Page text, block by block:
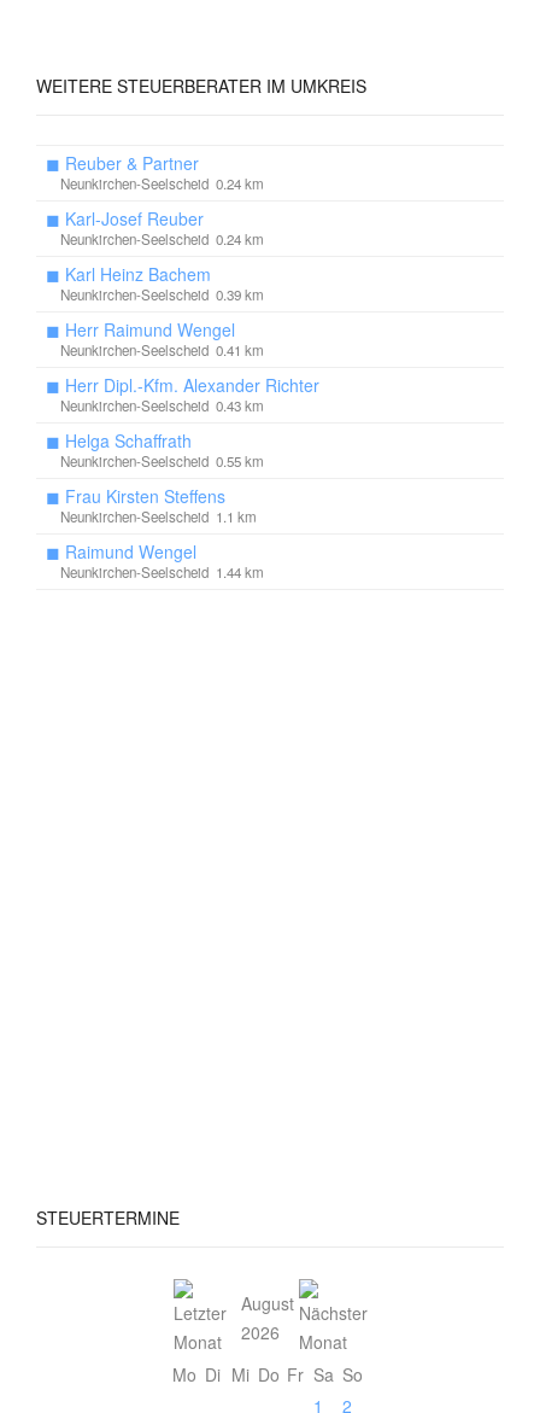
WEITERE STEUERBERATER IM UMKREIS
◼ Reuber & Partner
Neunkirchen-Seelscheid 0.24 km
◼ Karl-Josef Reuber
Neunkirchen-Seelscheid 0.24 km
◼ Karl Heinz Bachem
Neunkirchen-Seelscheid 0.39 km
◼ Herr Raimund Wengel
Neunkirchen-Seelscheid 0.41 km
◼ Herr Dipl.-Kfm. Alexander Richter
Neunkirchen-Seelscheid 0.43 km
◼ Helga Schaffrath
Neunkirchen-Seelscheid 0.55 km
◼ Frau Kirsten Steffens
Neunkirchen-Seelscheid 1.1 km
◼ Raimund Wengel
Neunkirchen-Seelscheid 1.44 km
STEUERTERMINE
August
2026
Mo Di Mi Do Fr Sa So
1
2